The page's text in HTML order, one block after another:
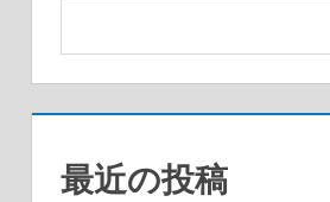
シ
ョ
ン
最近の投稿